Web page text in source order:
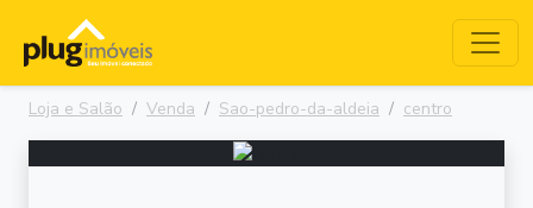
Loja e Salão Venda Sao-pedro-da-aldeia centro